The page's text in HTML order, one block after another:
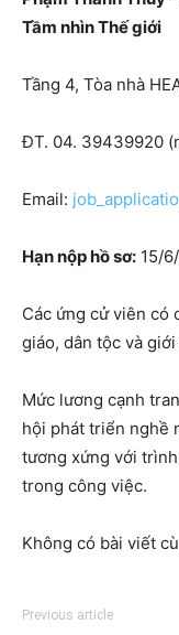
Tầm nhìn Thế giới
Tầng 4, Tòa nhà
ĐT. 04. 39439920
Email:
Hạn nộp hồ sơ: 15/
Các ứng cử viên có
giáo, dân tộc và
Mức lương cạnh
hội phát triển nghề
tương xứng với
trong công việc.
Không có bài viết
Previous article